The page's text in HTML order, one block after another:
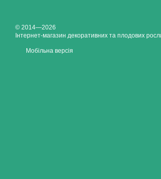
© 2014—2026
Інтернет-магазин декоративних та плодових
Мобільна версія